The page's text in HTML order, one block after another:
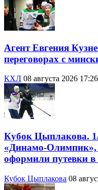
Агент Евгения
переговорах с
КХЛ 08 августа 2026 17:26
Кубок Цыплакова.
«Динамо-Олимпик»,
оформили путевки в
Кубок Цыплакова 08